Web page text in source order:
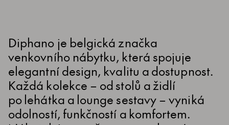
Diphano je belgická značka
venkovního nábytku, která spojuje
elegantní design, kvalitu a dostupnost.
Každá kolekce – od stolů a židlí
po lehátka a lounge sestavy – vyniká
odolností, funkčností a komfortem.